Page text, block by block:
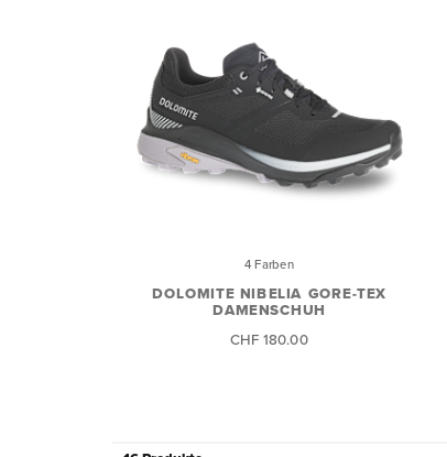
4 Farben
DOLOMITE NIBELIA GORE-TEX
DAMENSCHUH
CHF 180.00